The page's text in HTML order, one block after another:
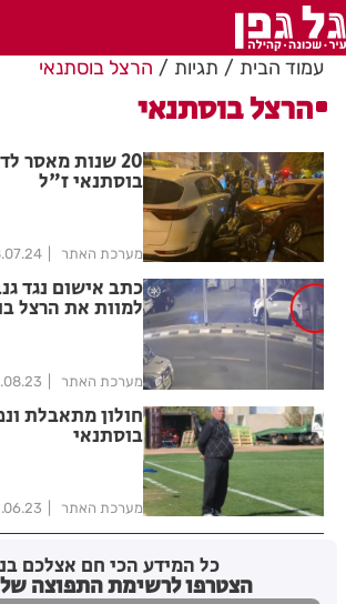
עמוד הבית תגיות הרצל בוסתנאי
הרצל בוסתנאי
20 שנות מאסר
בוסתנאי ז"ל
מערכת האתר
כתב אישום נגד
למוות את הרצל
מערכת האתר
חולון מתאבלת
בוסתנאי
מערכת האתר
כל המידע הכי חם אצלכם
הצטרפו לרשימת התפוצה של